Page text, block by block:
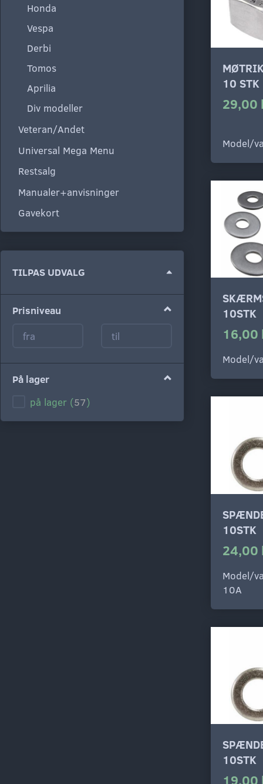
Honda
Vespa
Derbi
Tomos
Aprilia
Div modeller
Veteran/Andet
Universal Mega Menu
Restsalg
Manualer+anvisninger
Gavekort
TILPAS UDVALG
Prisniveau
På lager
på lager (57)
10 STK
29,00
Model/
10STK
16,00
Model/
10STK
24,00
Model/
10A
10STK
19,00